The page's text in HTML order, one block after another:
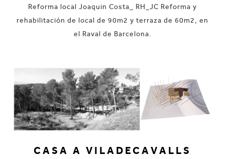
Reforma local Joaquin Costa_ RH_JC Reforma y
rehabilitación de local de 90m2 y terraza de 60m2, en
el Raval de Barcelona.
CASA A VILADECAVALLS